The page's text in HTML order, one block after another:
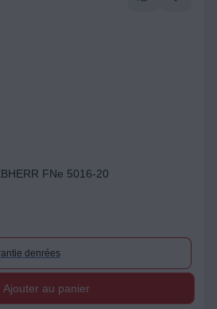
FNe 5016-20
denrées
Ajouter au panier